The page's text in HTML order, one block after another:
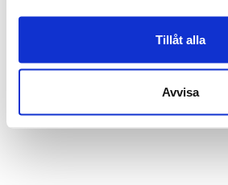
Tillåt alla
Avvisa
Inspiration & vanliga frågar